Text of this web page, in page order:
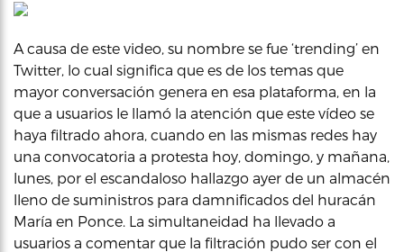
A causa de este video, su nombre se fue ‘trending’ en
Twitter, lo cual significa que es de los temas que
mayor conversación genera en esa plataforma, en la
que a usuarios le llamó la atención que este vídeo se
haya filtrado ahora, cuando en las mismas redes hay
una convocatoria a protesta hoy, domingo, y mañana,
lunes, por el escandaloso hallazgo ayer de un almacén
lleno de suministros para damnificados del huracán
María en Ponce. La simultaneidad ha llevado a
usuarios a comentar que la filtración pudo ser con el